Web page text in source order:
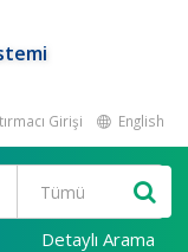
Girişi English
Detaylı Arama